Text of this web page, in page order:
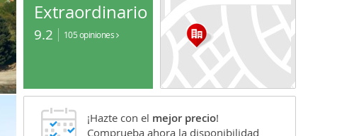
Extraordinario
9.2 105 opiniones
¡Hazte con el mejor precio!
Comprueba ahora la disponibilidad